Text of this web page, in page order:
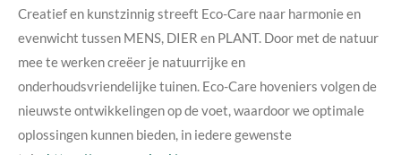
Creatief en kunstzinnig streeft Eco-Care naar harmonie en
evenwicht tussen MENS, DIER en PLANT. Door met de natuur
mee te werken creëer je natuurrijke en
onderhoudsvriendelijke tuinen. Eco-Care hoveniers volgen de
nieuwste ontwikkelingen op de voet, waardoor we optimale
oplossingen kunnen bieden, in iedere gewenste